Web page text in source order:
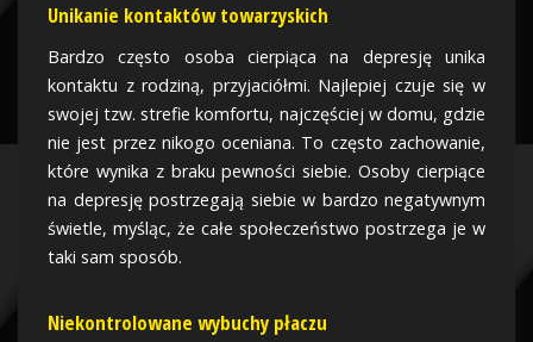
Unikanie kontaktów towarzyskich
Bardzo często osoba cierpiąca na depresję unika
kontaktu z rodziną, przyjaciółmi. Najlepiej czuje się w
swojej tzw. strefie komfortu, najczęściej w domu, gdzie
nie jest przez nikogo oceniana. To często zachowanie,
które wynika z braku pewności siebie. Osoby cierpiące
na depresję postrzegają siebie w bardzo negatywnym
świetle, myśląc, że całe społeczeństwo postrzega je w
taki sam sposób.
Niekontrolowane wybuchy płaczu